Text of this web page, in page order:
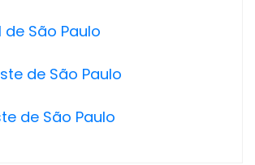
de São Paulo
de São Paulo
de São Paulo